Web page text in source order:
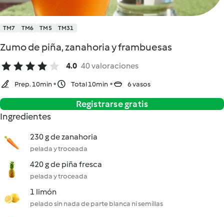
TM7 TM6 TM5 TM31
Zumo de piña, zanahoria y frambuesas
4.0 40 valoraciones
Prep. 10min Total 10min 6 vasos
Registrarse gratis
Ingredientes
230 g de zanahoria
pelada y troceada
420 g de piña fresca
pelada y troceada
1 limón
pelado sin nada de parte blanca ni semillas